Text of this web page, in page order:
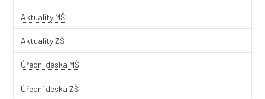
Aktuality MŠ
Aktuality ZŠ
Úřední deska MŠ
Úřední deska ZŠ